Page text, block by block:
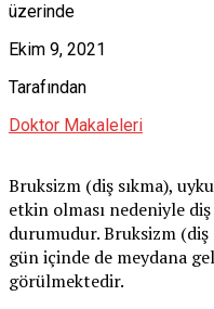
üzerinde
Ekim 9, 2021
Tarafından
Doktor Makaleleri
Bruksizm (diş sıkma),
etkin olması nedeniyle diş
durumudur. Bruksizm (diş
gün içinde de meydana
görülmektedir.